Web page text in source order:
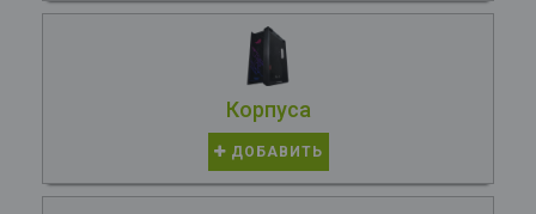
Корпуса
ДОБАВИТЬ